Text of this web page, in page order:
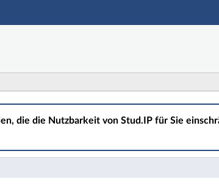
die die Nutzbarkeit von Stud.IP für Sie